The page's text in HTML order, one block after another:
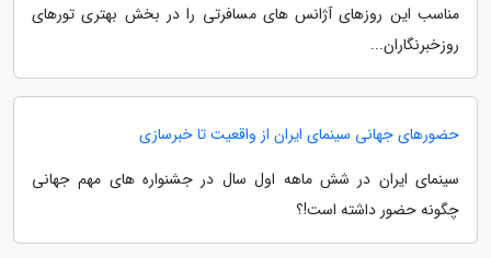
مناسب این روزهای آژانس های مسافرتی را در بخش بهتری تورهای
روزخبرنگاران...
حضورهای جهانی سینمای ایران از واقعیت تا خبرسازی
سینمای ایران در شش ماهه اول سال در جشنواره های مهم جهانی
چگونه حضور داشته است!؟